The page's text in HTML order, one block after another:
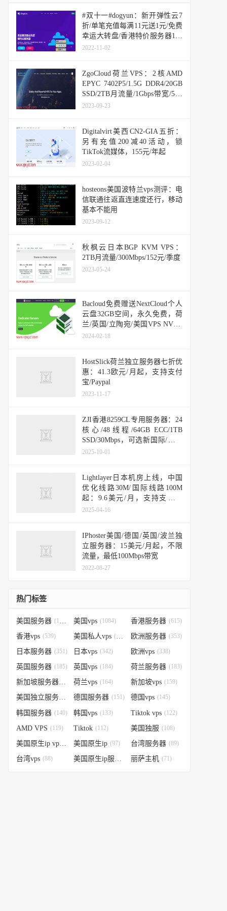
#双十一#dogyun：新开弹性云7
折/单笔充值每满11元送1元/免费
幸运大转盘/香港特价服务器168
元/年
2022-11-02
ZgoCloud荷兰VPS：2核AMD
EPYC 7402P5/1.5G DDR4/20GB
SSD/2TB月流量/1Gbps带宽/5美
元/季，支持支付宝/Paypal
2023-09-23
Digitalvirt美西CN2-GIA五折：
另有充值200减40活动，锁
TikTok流媒体，155元/年起
2023-02-04
hosteons美国波特兰vps测评：电
信联通往返直连速度还行，移动
基本不能用
2023-09-12
秋枫云日本BGP KVM VPS：
2TB月流量/300Mbps/152元/季度
2023-05-24
Bacloud免费赠送NextCloud个人
云盘32GB空间，永久免费，荷
兰/英国/立陶宛/美国VPS NVMe
VPS优惠促销中
2024-02-18
HostSlick荷兰独立服务器七折优
惠：41.3欧元/月起，支持支付
宝/Paypal
2023-11-17
ZJI香港8259CL专用服务器：24
核心/48线程/64GB ECC/1TB
SSD/30Mbps，可选新国际/标准
均衡网络，支持支付宝和Paypal
2025-10-01
Lightlayer日本机房上线，中国
优化线路30M/国际线路100M
起：9.6美元/月，支持支付宝
Paypal
2025-04-16
IPhoster美国/德国/英国/波兰独
立服务器：15美元/月起，不限
流量，最低100Mbps带宽
2022-08-27
热门标签
美国服务器 (1184) 美国vps (1084) 香港服务器 (615)
香港vps (539) 美国私人vps (388) 欧洲服务器 (353)
日本服务器 (351) 日本vps (342) 欧洲vps (338)
英国服务器 (185) 英国vps (184) 荷兰服务器 (183)
新加坡服务器(179)荷兰vps (164) 新加坡vps (159)
美国独立服务器 (151)
德国服务器 (151) 德国vps (145)
韩国服务器 (140) 韩国vps (133) Tiktok vps (122)
AMD VPS (119) Tiktok (112) 美国独服 (108)
(98)美国原生ip (97) 台湾服务器 (89)
台湾vps (88) 美国原生ip服务器 (74)
丽萨主机 (71)